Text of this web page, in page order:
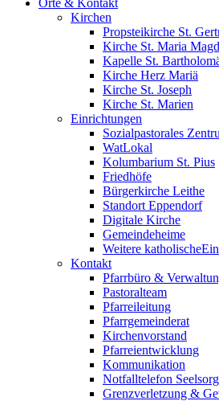
Orte & Kontakt
Kirchen
Propsteikirche St.
Kirche St. Maria
Kapelle St.
Kirche Herz Mariä
Kirche St. Joseph
Kirche St. Marien
Einrichtungen
Sozialpastorales
WatLokal
Kolumbarium St. Pius
Friedhöfe
Bürgerkirche Leithe
Standort Eppendorf
Digitale Kirche
Gemeindeheime
Weitere katholische
Kontakt
Pfarrbüro &
Pastoralteam
Pfarreileitung
Pfarrgemeinderat
Kirchenvorstand
Pfarreientwicklung
Kommunikation
Notfalltelefon
Grenzverletzung &